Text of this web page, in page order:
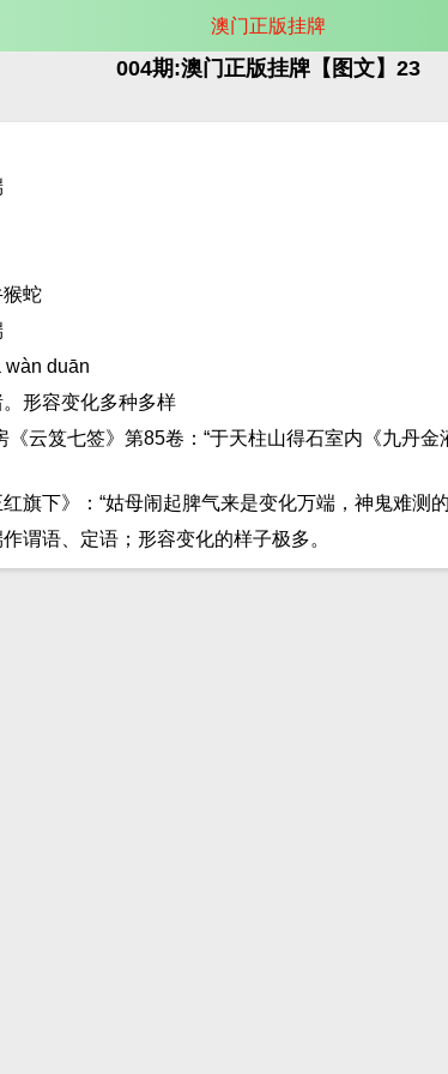
澳门正版挂牌
004期:澳门正版挂牌【图文】23
猴蛇
wàn duān
。形容变化多种多样
《云笈七签》第85卷：“于天柱山得石室内《九丹
红旗下》：“姑母闹起脾气来是变化万端，神鬼难测
谓语、定语；形容变化的样子极多。